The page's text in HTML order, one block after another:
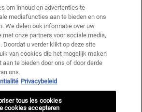
pour une première commande. Non cumulable
en cours, mais cumulable avec les offres
limitée à une seule fois par client. Non
limitées & ensembles.
et la politique de confidentialité et les conditions
dutilisation sappliquent.
om inhoud en advertenties te
mediafuncties aan te bieden en ons
We delen ook informatie over uw
met onze partners voor sociale media,
Doordat u verder klikt op deze site
van cookies die het mogelijk maken
aan te bieden door ons of door derde
ons.
Privacybeleid
tous les cookies
cookies accepteren